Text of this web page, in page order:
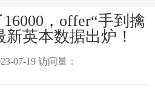
，offer“手到擒
新英本数据出炉！
07-19 访问量：